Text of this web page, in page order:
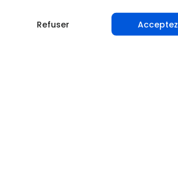
Refuser Acceptez